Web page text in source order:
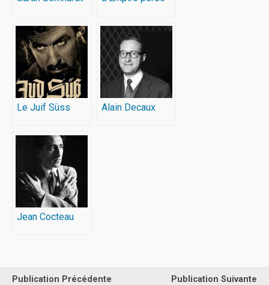
Le Juif Süss Alain Decaux
Jean Cocteau
Publication Précédente
Publication Suivante